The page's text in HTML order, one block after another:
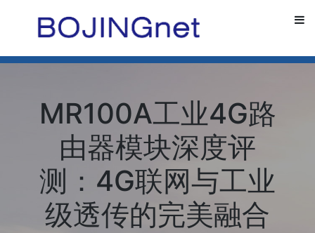
MR100A工业4G路
由器模块深度评
测：4G联网与工业
级透传的完美融合